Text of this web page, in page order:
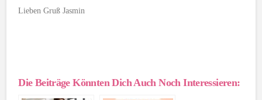
Lieben Gruß Jasmin
Die Beiträge Könnten Dich Auch Noch Interessieren: